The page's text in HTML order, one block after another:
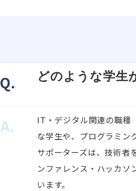
Q. どのような学生
A.
IT・デジタル関連の職種
な学生や、プログラミン
サポーターズは、技術者
ンファレンス・ハッカソ
います。